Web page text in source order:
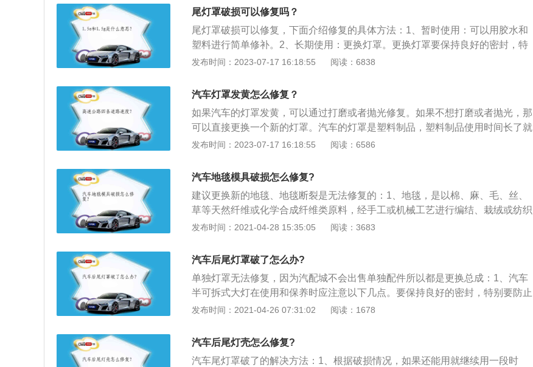
都是更换总成。2、保质期：车灯质保期往往只有3-6个月。因为车灯属于易损
件，保养手册上一般都会小字标明，全车三年质保，但是大灯往往只有3到6个月
或者5000公里的质保。
尾灯罩破损可以修复吗？
尾灯罩破损可以修复，下面介绍修复的具体方法：1、暂时使用：可以用胶水和
塑料进行简单修补。2、长期使用：更换灯罩。更换灯罩要保持良好的密封，特
别是防止反射镜的镀层脏污和损伤。尾灯罩破损的影响：1、影响美观。尾灯罩
淋雨后可能会导致造成灯不亮等。因此尾灯罩破损一般需要更换灯罩。
发布时间：2023-07-17 16:18:55 阅读：6838
汽车灯罩发黄怎么修复？
如果汽车的灯罩发黄，可以通过打磨或者抛光修复。如果不想打磨或者抛光，那
可以直接更换一个新的灯罩。汽车的灯罩是塑料制品，塑料制品使用时间长了就
会出现发黄的现象。如果经常将车停在太阳曝晒的地方，那汽车灯罩的发黄现象
行抛光打磨，也可以更换新的灯罩。2、如果要更换新的灯罩，需要注意有些车
的灯罩不单独出售，有些车的灯罩单独出售。如果只更换灯罩，需要找一个专业
的店家，因为更换灯罩之后车灯的密封性可能会下降，这样在下雨时雨水可能会
进入车灯内。所以一定要找一个专业店家做好密封。3、建议不要随便改装车
灯，如果改装了发热量比较高的灯泡，那会加快灯罩的老化速度，并且也会存在
停在太阳暴晒的地方，这样会加快车上很多橡胶和塑料部件的老化速度，并且也
会加快车漆的老化速度。
发布时间：2023-07-17 16:18:55 阅读：6586
汽车地毯模具破损怎么修复?
建议更换新的地毯、地毯断裂是无法修复的：1、地毯，是以棉、麻、毛、丝、
草等天然纤维或化学合成纤维类原料，经手工或机械工艺进行编结、栽绒或纺织
而成的地面铺敷物；2、它是世界范围内具有悠久历史传统的工艺美术品类之
减少噪声、隔热和装饰效果。
发布时间：2021-04-28 15:35:05 阅读：3683
汽车后尾灯罩破了怎么办?
单独灯罩无法修复，因为汽配城不会出售单独配件所以都是更换总成：1、汽车
半可拆式大灯在使用和保养时应注意以下几点。要保持良好的密封，特别要防止
反射镜的镀层脏污和损伤，在更换灯泡和散光玻璃时，手指不要接触镜面，以免
用压缩空气吹净，如有污痕可用清洁棉蘸热水轻轻地清洗。散光玻璃应按规定正
确安装，防止松动移位，保持棱镜垂直；3、一般在玻璃上有定位装置或有左右
发布时间：2021-04-26 07:31:02 阅读：1678
汽车后尾灯壳怎么修复?
汽车尾灯罩破了的解决方法：1、根据破损情况，如果还能用就继续用一段时